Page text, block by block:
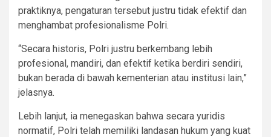
praktiknya, pengaturan tersebut justru tidak efektif dan
menghambat profesionalisme Polri.
“Secara historis, Polri justru berkembang lebih
profesional, mandiri, dan efektif ketika berdiri sendiri,
bukan berada di bawah kementerian atau institusi lain,”
jelasnya.
Lebih lanjut, ia menegaskan bahwa secara yuridis
normatif, Polri telah memiliki landasan hukum yang kuat